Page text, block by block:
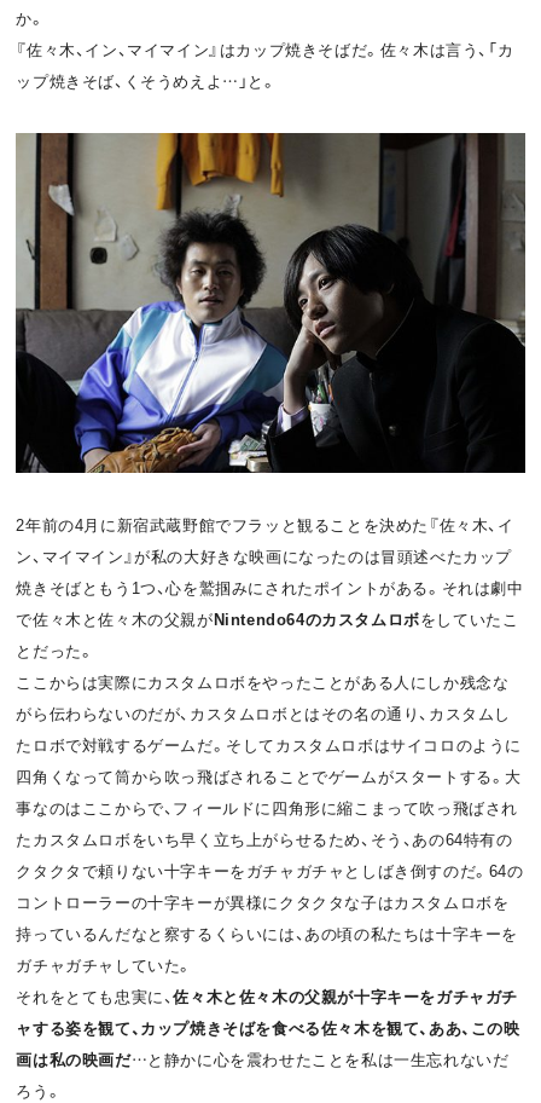
e
r
b
o
o
k
a
s
t
か。
『佐々木、イン、マイマイン』はカップ焼きそばだ。佐々木は言う、「カ
ップ焼きそば、くそうめえよ…」と。
2年前の4月に新宿武蔵野館でフラッと観ることを決めた『佐々木、イ
ン、マイマイン』が私の大好きな映画になったのは冒頭述べたカップ
焼きそばともう1つ、心を鷲掴みにされたポイントがある。それは劇中
で佐々木と佐々木の父親がNintendo64のカスタムロボをしていたこ
とだった。
ここからは実際にカスタムロボをやったことがある人にしか残念な
がら伝わらないのだが、カスタムロボとはその名の通り、カスタムし
たロボで対戦するゲームだ。そしてカスタムロボはサイコロのように
四角くなって筒から吹っ飛ばされることでゲームがスタートする。大
事なのはここからで、フィールドに四角形に縮こまって吹っ飛ばされ
たカスタムロボをいち早く立ち上がらせるため、そう、あの64特有の
クタクタで頼りない十字キーをガチャガチャとしばき倒すのだ。64の
コントローラーの十字キーが異様にクタクタな子はカスタムロボを
持っているんだなと察するくらいには、あの頃の私たちは十字キーを
ガチャガチャしていた。
それをとても忠実に、佐々木と佐々木の父親が十字キーをガチャガチ
ャする姿を観て、カップ焼きそばを食べる佐々木を観て、ああ、この映
画は私の映画だ…と静かに心を震わせたことを私は一生忘れないだ
ろう。